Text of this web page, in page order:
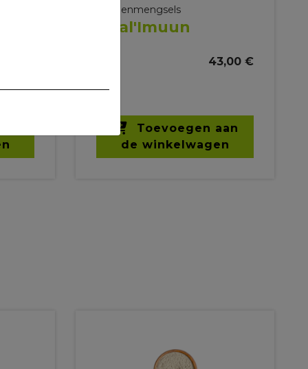
Kruidenmengsels
Vital'Imuun
43,00 €
Toevoegen aan
de winkelwagen